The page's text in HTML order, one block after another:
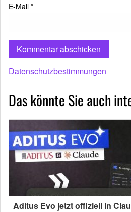
E-Mail *
Datenschutzbestimmungen
Das könnte Sie auch
Aditus Evo jetzt offiziell in